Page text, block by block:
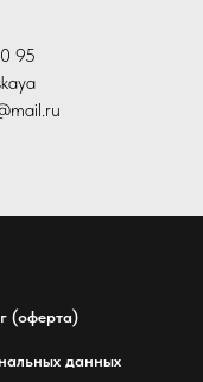
95
(оферта)
данных